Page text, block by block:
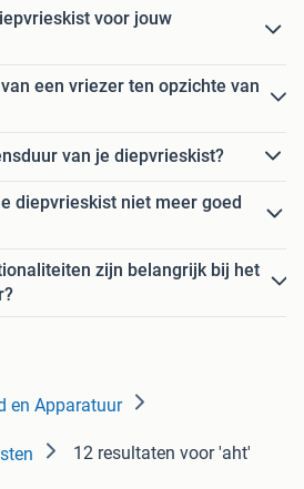
voor jouw
een vriezer ten opzichte van
van je diepvrieskist?
diepvrieskist niet meer goed
zijn belangrijk bij het
en Apparatuur
12 resultaten voor 'aht'